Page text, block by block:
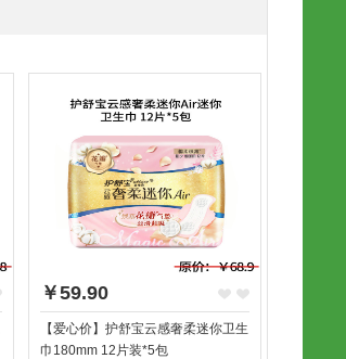
￥59.90
【爱心价】护舒宝云感奢柔迷你卫生
巾180mm 12片装*5包